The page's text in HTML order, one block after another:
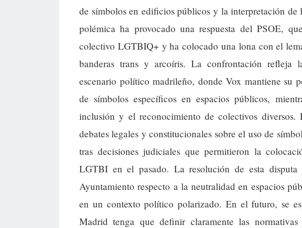
de símbolos en edificios públicos y la interpretación
polémica ha provocado una respuesta del PSOE,
colectivo LGTBIQ+ y ha colocado una lona con el
banderas trans y arcoíris. La confrontación refleja
escenario político madrileño, donde Vox mantiene su
de símbolos específicos en espacios públicos,
inclusión y el reconocimiento de colectivos
debates legales y constitucionales sobre el uso de
tras decisiones judiciales que permitieron la
LGTBI en el pasado. La resolución de esta
Ayuntamiento respecto a la neutralidad en espacios
en un contexto político polarizado. En el futuro, se
Madrid tenga que definir claramente las